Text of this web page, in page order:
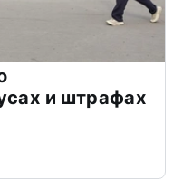
и штрафах